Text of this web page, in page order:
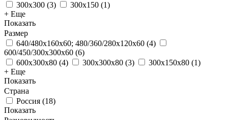
300x300 (3) 300x150 (1)
+ Еще
Показать
Размер
640/480x160x60; 480/360/280x120x60 (4)
600/450/300x300x60 (6)
600x300x80 (4) 300x300x80 (3) 300x150x80 (1)
+ Еще
Показать
Страна
Россия (18)
Показать